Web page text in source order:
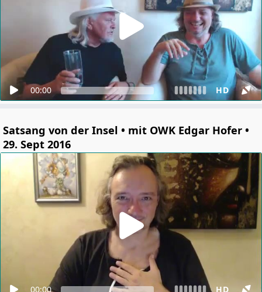
00:00 HD
Satsang von der Insel • mit OWK Edgar Hofer •
29. Sept 2016
00:00 HD